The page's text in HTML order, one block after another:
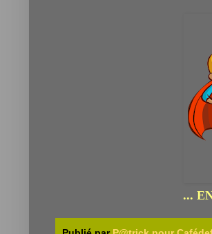
...